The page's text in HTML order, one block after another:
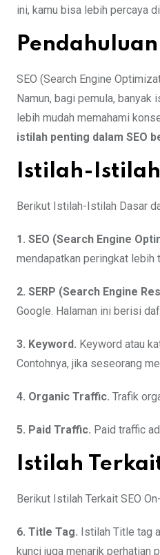
ini, kamu bisa lebih percaya
Pendahuluan
SEO (Search Engine
Namun, bagi pemula,
lebih mudah memahami
istilah penting dalam SEO
Istilah-
Berikut Istilah-Istilah Dasar
1. SEO (Search Engine
mendapatkan peringkat lebih
2. SERP (Search Engine
Google. Halaman ini berisi
3. Keyword. Keyword atau
Contohnya, jika seseorang
4. Organic Traffic. Trafik
5. Paid Traffic. Paid traffic
Istilah
Berikut Istilah Terkait SEO
6. Title Tag. Istilah Title tag
kunci juga menarik perhatian